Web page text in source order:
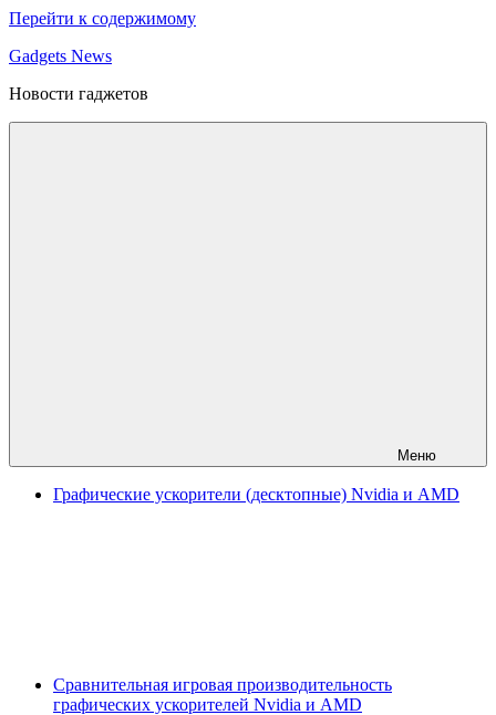
Перейти к содержимому
Gadgets News
Новости гаджетов
Меню
Графические ускорители (десктопные) Nvidia и AMD
Сравнительная игровая производительность
графических ускорителей Nvidia и AMD